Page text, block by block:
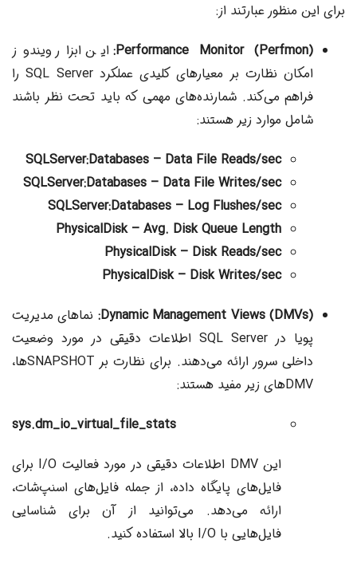
برای این منظور عبارتند از:
Performance Monitor (Perfmon):این ابزار ویندوز
امکان نظارت بر معیارهای کلیدی عملکرد SQL Server را
فراهم می‌کند. شمارنده‌های مهمی که باید تحت نظر باشند
شامل موارد زیر هستند:
SQLServer:Databases – Data File Reads/sec
SQLServer:Databases – Data File Writes/sec
SQLServer:Databases – Log Flushes/sec
PhysicalDisk – Avg. Disk Queue Length
PhysicalDisk – Disk Reads/sec
PhysicalDisk – Disk Writes/sec
Dynamic Management Views (DMVs): نماهای مدیریت
پویا در SQL Server اطلاعات دقیقی در مورد وضعیت
داخلی سرور ارائه می‌دهند. برای نظارت بر SNAPSHOTها،
DMVهای زیر مفید هستند:
sys.dm_io_virtual_file_stats
این DMV اطلاعات دقیقی در مورد فعالیت I/O برای
فایل‌های پایگاه داده، از جمله فایل‌های اسنپ‌شات،
ارائه می‌دهد. می‌توانید از آن برای شناسایی
فایل‌هایی با I/O بالا استفاده کنید.